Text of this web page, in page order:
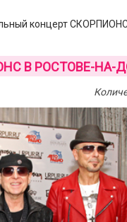
концерт
В РОСТОВЕ-НА-